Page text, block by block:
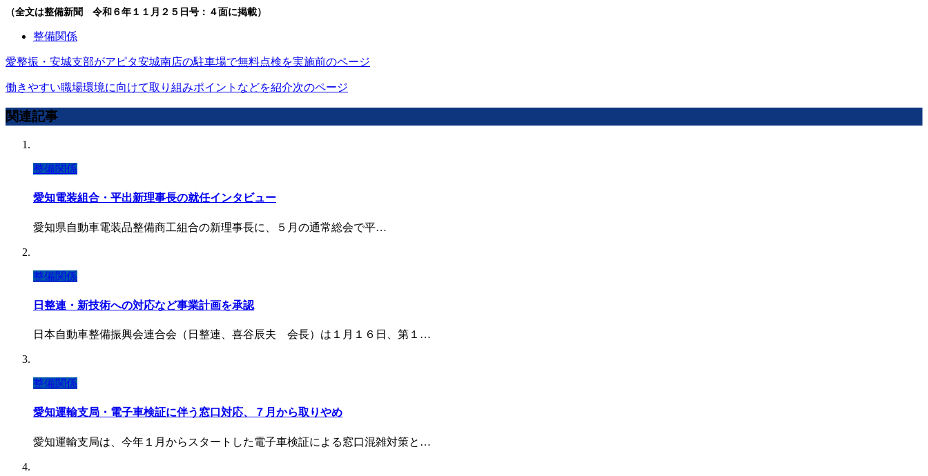
（全文は整備新聞 令和６年１１月２５日号：４面に掲載）
整備関係
愛整振・安城支部がアピタ安城南店の駐車場で無料点検を実施前のページ
働きやすい職場環境に向けて取り組みポイントなどを紹介次のページ
関連記事
整備関係
愛知電装組合・平出新理事長の就任インタビュー
愛知県自動車電装品整備商工組合の新理事長に、５月の通常総会で平…
整備関係
日整連・新技術への対応など事業計画を承認
日本自動車整備振興会連合会（日整連、喜谷辰夫 会長）は１月１６日、第１…
整備関係
愛知運輸支局・電子車検証に伴う窓口対応、７月から取りやめ
愛知運輸支局は、今年１月からスタートした電子車検証による窓口混雑対策と…